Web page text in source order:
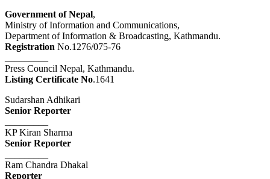
Government of Nepal,
Ministry of Information and Communications,
Department of Information & Broadcasting, Kathmandu.
Registration No.1276/075-76
Press Council Nepal, Kathmandu.
Listing Certificate No.1641
Sudarshan Adhikari
Senior Reporter
KP Kiran Sharma
Senior Reporter
Ram Chandra Dhakal
Reporter